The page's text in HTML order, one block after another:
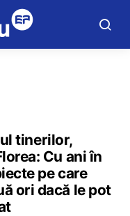
tinerilor,
Cu ani în
pe care
ori dacă le pot